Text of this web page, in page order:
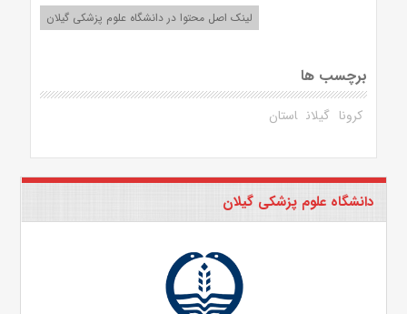
لینک اصل محتوا در دانشگاه علوم پزشکی گیلان
برچسب ها
کرونا گیلان استان
دانشگاه علوم پزشکی گیلان